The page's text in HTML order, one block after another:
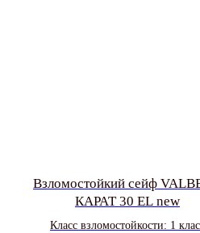
Взломостойкий сейф
КАРАТ 30 EL new
Класс взломостойкости: 1